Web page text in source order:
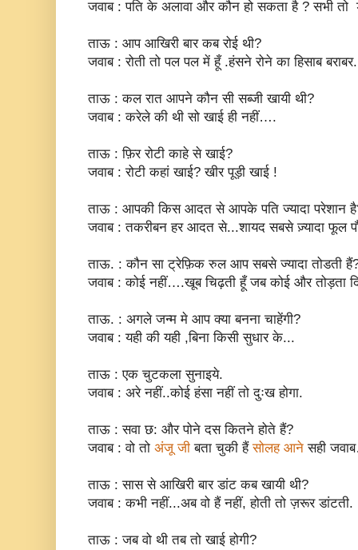
जवाब : पति के अलावा और कौन हो सकता है ? सभी तो
ताऊ : आप आखिरी बार कब रोई थी?
जवाब : रोती तो पल पल में हूँ .हंसने रोने का हिसाब
ताऊ : कल रात आपने कौन सी सब्जी खायी थी?
जवाब : करेले की थी सो खाई ही नहीं….
ताऊ : फ़िर रोटी काहे से खाई?
जवाब : रोटी कहां खाई? खीर पूड़ी खाई !
ताऊ : आपकी किस आदत से आपके पति ज्यादा परेशान
जवाब : तकरीबन हर आदत से...शायद सबसे ज़्यादा फूल
ताऊ. : कौन सा ट्रेफ़िक रुल आप सबसे ज्यादा तोडती
जवाब : कोई नहीं….खूब चिढ़ती हूँ जब कोई और तोड़ता
ताऊ. : अगले जन्म मे आप क्या बनना चाहेंगी?
जवाब : यही की यही ,बिना किसी सुधार के...
ताऊ : एक चुटकला सुनाइये.
जवाब : अरे नहीं..कोई हंसा नहीं तो दुःख होगा.
ताऊ : सवा छ: और पोने दस कितने होते हैं?
जवाब : वो तो अंजू जी बता चुकी हैंसोलह आने सही
ताऊ : सास से आखिरी बार डांट कब खायी थी?
जवाब : कभी नहीं...अब वो हैं नहीं, होती तो ज़रूर डांटती.
ताऊ : जब वो थी तब तो खाई होगी?